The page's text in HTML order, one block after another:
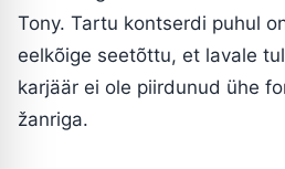
Tony. Tartu kontserdi puhul
eelkõige seetõttu, et lavale
karjäär ei ole piirdunud ühe
žanriga.